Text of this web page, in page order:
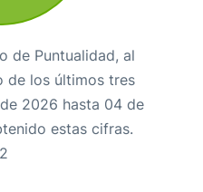
de Puntualidad, al
de los últimos tres
2026 hasta 04 de
estas cifras.